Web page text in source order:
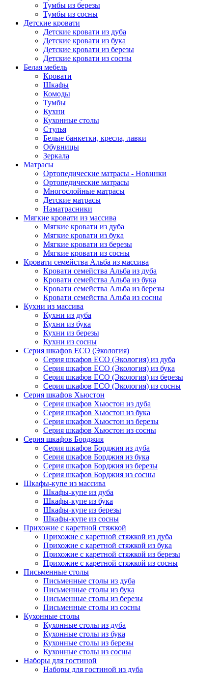
Тумбы из березы
Тумбы из сосны
Детские кровати
Детские кровати из дуба
Детские кровати из бука
Детские кровати из березы
Детские кровати из сосны
Белая мебель
Кровати
Шкафы
Комоды
Тумбы
Кухни
Кухонные столы
Стулья
Белые банкетки, кресла, лавки
Обувницы
Зеркала
Матрасы
Ортопедические матрасы - Новинки
Ортопедические матрасы
Многослойные матрасы
Детские матрасы
Наматрасники
Мягкие кровати из массива
Мягкие кровати из дуба
Мягкие кровати из бука
Мягкие кровати из березы
Мягкие кровати из сосны
Кровати семейства Альба из массива
Кровати семейства Альба из дуба
Кровати семейства Альба из бука
Кровати семейства Альба из березы
Кровати семейства Альба из сосны
Кухни из массива
Кухни из дуба
Кухни из бука
Кухни из березы
Кухни из сосны
Серия шкафов ECO (Экология)
Серия шкафов ECO (Экология) из дуба
Серия шкафов ECO (Экология) из бука
Серия шкафов ECO (Экология) из березы
Серия шкафов ECO (Экология) из сосны
Серия шкафов Хьюстон
Серия шкафов Хьюстон из дуба
Серия шкафов Хьюстон из бука
Серия шкафов Хьюстон из березы
Серия шкафов Хьюстон из сосны
Серия шкафов Борджия
Серия шкафов Борджия из дуба
Серия шкафов Борджия из бука
Серия шкафов Борджия из березы
Серия шкафов Борджия из сосны
Шкафы-купе из массива
Шкафы-купе из дуба
Шкафы-купе из бука
Шкафы-купе из березы
Шкафы-купе из сосны
Прихожие с каретной стяжкой
Прихожие с каретной стяжкой из дуба
Прихожие с каретной стяжкой из бука
Прихожие с каретной стяжкой из березы
Прихожие с каретной стяжкой из сосны
Письменные столы
Письменные столы из дуба
Письменные столы из бука
Письменные столы из березы
Письменные столы из сосны
Кухонные столы
Кухонные столы из дуба
Кухонные столы из бука
Кухонные столы из березы
Кухонные столы из сосны
Наборы для гостиной
Наборы для гостиной из дуба